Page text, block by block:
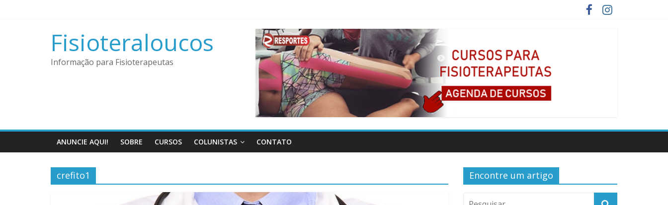
Fisioteraloucos
Informação para Fisioterapeutas
ANUNCIE AQUI! SOBRE CURSOS COLUNISTAS CONTATO
crefito1 Encontre um artigo